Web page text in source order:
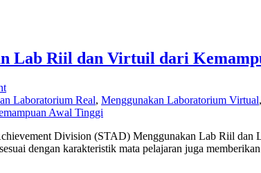
Lab Riil dan Virtuil dari
Laboratorium Real, Menggunakan Laboratorium Virtual,
Awal Tinggi
Division (STAD) Menggunakan Lab Riil
dengan karakteristik mata pelajaran juga